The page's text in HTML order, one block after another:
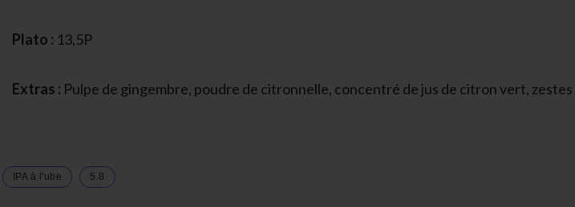
Plato : 13,5P
Extras : Pulpe de gingembre, poudre de citronnelle, concentré de jus de citron vert,
IPA à l'ube 5.8